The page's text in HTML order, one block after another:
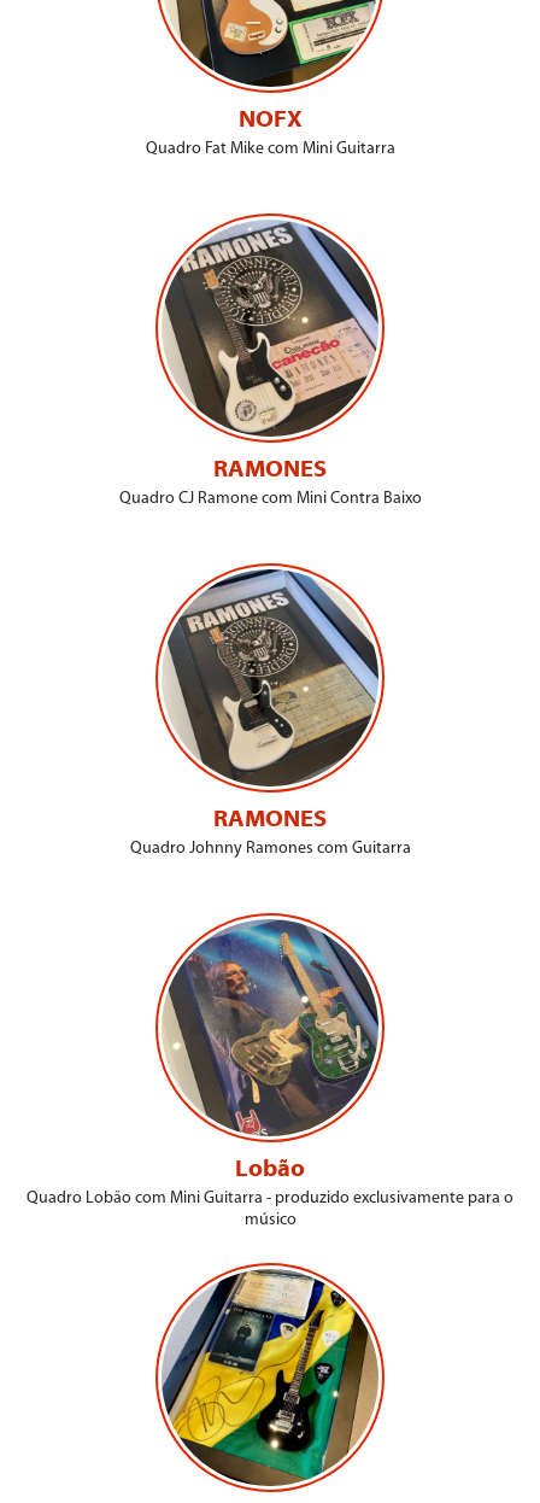
NOFX
Quadro Fat Mike com Mini Guitarra
RAMONES
Quadro CJ Ramone com Mini Contra Baixo
RAMONES
Quadro Johnny Ramones com Guitarra
Lobão
Quadro Lobão com Mini Guitarra - produzido exclusivamente para o
músico